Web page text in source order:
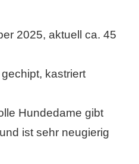
2025, aktuell ca. 45
kastriert
Hundedame gibt
ist sehr neugierig